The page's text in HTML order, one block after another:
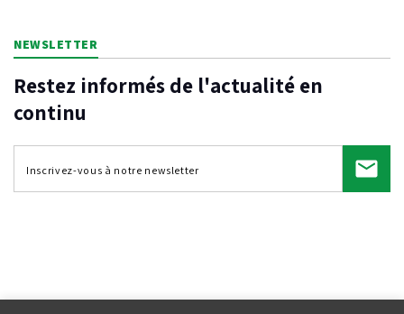
NEWSLETTER
Restez informés de l'actualité en
continu